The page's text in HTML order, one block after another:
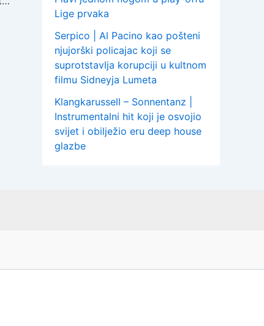
Lige prvaka
Serpico | Al Pacino kao pošteni
njujorški policajac koji se
suprotstavlja korupciji u kultnom
filmu Sidneyja Lumeta
Klangkarussell – Sonnentanz |
Instrumentalni hit koji je osvojio
svijet i obilježio eru deep house
glazbe